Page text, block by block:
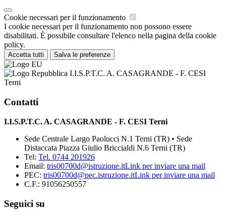
Cookie necessari per il funzionamento
I cookie necessari per il funzionamento non possono essere
disabilitati. È possibile consultare l'elenco nella pagina della cookie
policy.
Accetta tutti Salva le preferenze
I.I.S.P.T.C. A. CASAGRANDE - F. CESI
Terni
Contatti
I.I.S.P.T.C. A. CASAGRANDE - F. CESI Terni
Sede Centrale Largo Paolucci N.1 Terni (TR) • Sede
Distaccata Piazza Giulio Briccialdi N.6 Terni (TR)
Tel: Tel. 0744 201926
Email: tris00700d@istruzione.itLink per inviare una mail
PEC: tris00700d@pec.istruzione.itLink per inviare una mail
C.F.: 91056250557
Seguici su